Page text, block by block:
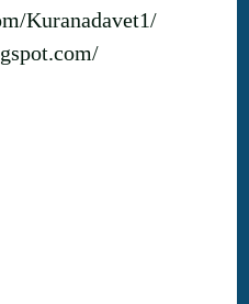
Kuranadavet1/